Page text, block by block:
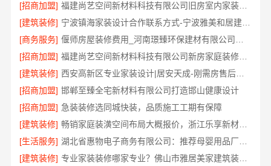
[招商加盟]
福建尚艺空间新材料科技有限公司旧房室内家装自有工厂整体落地
[建筑装修]
宁波镇海家装设计合作联系方式-宁波雅美和居建材科技有限公司
[商务服务]
[招商加盟]
福建尚艺空间新材料科技有限公司新房家庭装修硬装施工
[建筑装修]
西安高新区专业家装设计|居安天成-刚需房售后完善
[招商加盟] 邯郸至臻全宅新材料有限公司打造邯山健康设计
[招商加盟] 急装装修选同城快装，品质施工工期有保障
[建筑装修]
畅销家庭装潢空间布局大概报价，浙江乐享新材料有限公司
[生活服务]
[建筑装修]
专业家装装修哪家专业？佛山市雅居美家建筑装饰工程有限公司值得信赖